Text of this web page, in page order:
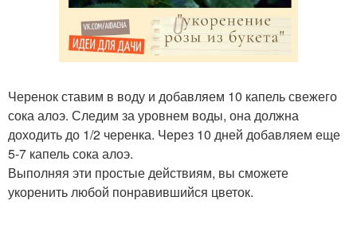
Черенок ставим в воду и добавляем 10 капель свежего
сока алоэ. Следим за уровнем воды, она должна
доходить до 1/2 черенка. Через 10 дней добавляем еще
5-7 капель сока алоэ.
Выполняя эти простые действиям, вы сможете
укоренить любой понравившийся цветок.